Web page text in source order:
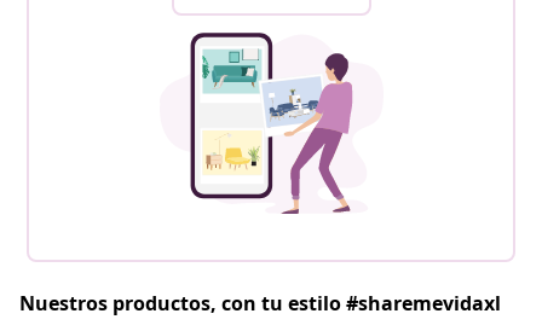
Nuestros productos, con tu estilo #sharemevidaxl